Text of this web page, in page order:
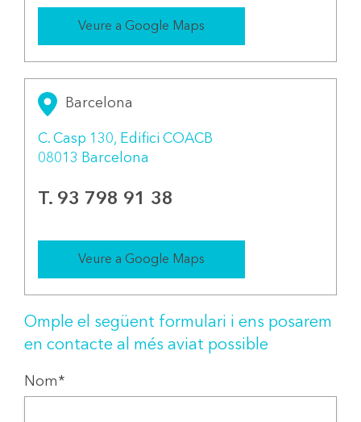
Veure a Google Maps
Barcelona
C. Casp 130, Ediﬁci COACB
08013 Barcelona
T. 93 798 91 38
Veure a Google Maps
Omple el següent formulari i ens posarem
en contacte al més aviat possible
Nom*